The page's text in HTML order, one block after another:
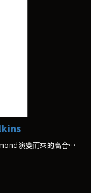
705 S3的碳高音單體安裝在從最新一代800系列Diamond演變而來的高音置頂實心金屬外殼中。更加入了一個新的微彎曲的擋板”pod”，為其Continuum FST™中/低音音盆提供更好的結構設置。 *不含腳架，腳架另購$36,800